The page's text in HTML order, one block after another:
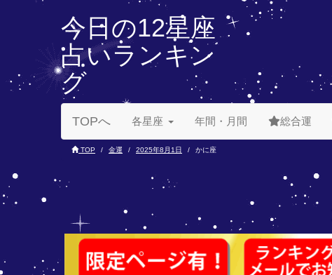
今日の12星座
占いランキン
グ
TOPへ 各星座 年間・月間 総合運
TOP 金運 2025年8月1日 かに座